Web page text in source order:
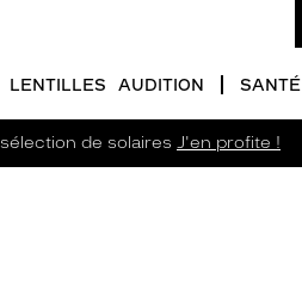
LENTILLES AUDITION SANTÉ
de solaires J'en profite !